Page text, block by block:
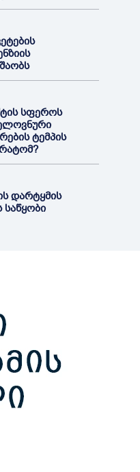
სფეროს
ტემპის
დარტყმის
საწყობი